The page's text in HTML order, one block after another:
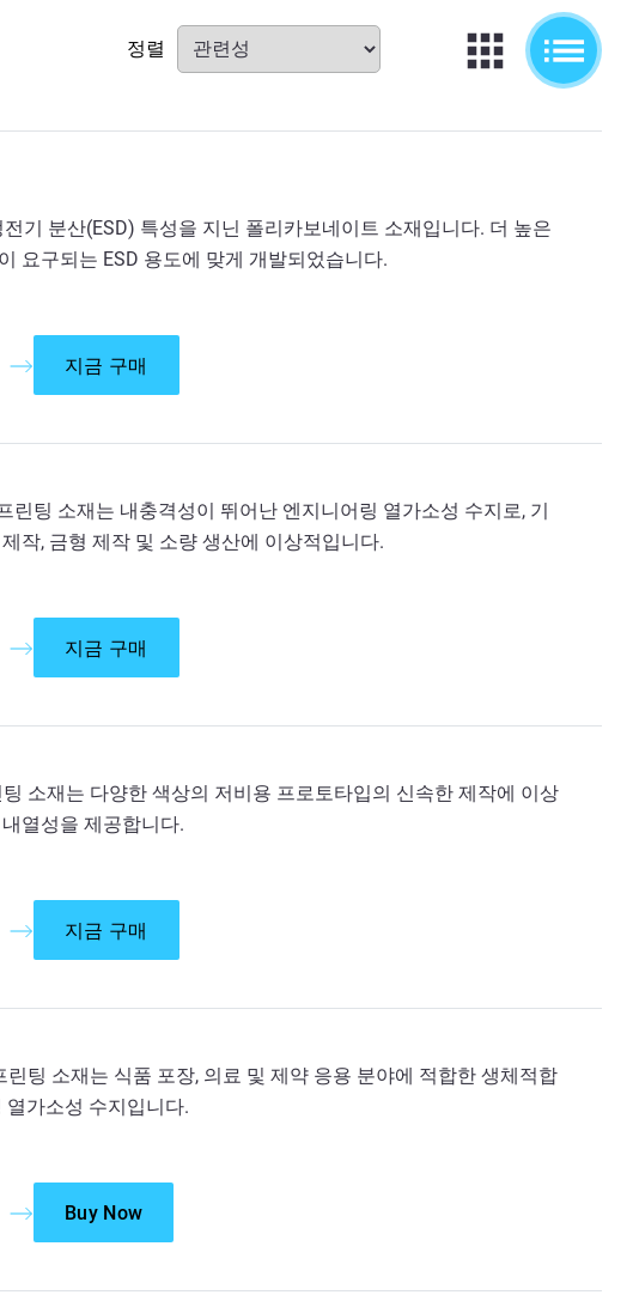
정렬
전기 분산(ESD) 특성을 지닌 폴리카보네이트 소재입니다. 더 높은
요구되는 ESD 용도에 맞게 개발되었습니다.
지금 구매
린팅 소재는 내충격성이 뛰어난 엔지니어링 열가소성 수지로, 기
작, 금형 제작 및 소량 생산에 이상적입니다.
지금 구매
팅 소재는 다양한 색상의 저비용 프로토타입의 신속한 제작에 이상
열성을 제공합니다.
지금 구매
린팅 소재는 식품 포장, 의료 및 제약 응용 분야에 적합한 생체적합
열가소성 수지입니다.
Buy Now